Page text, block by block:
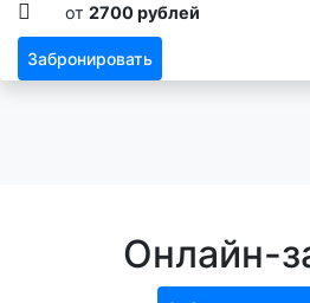
от 2700 рублей
Забронировать
Онлайн-